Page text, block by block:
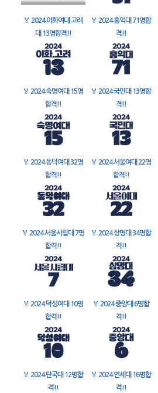
🏅 2024 이화여대 고려
대 13명합격!!
🏅 2024 홍익대 71명합
격!!
🏅 2024 숙명여대 15명
합격!!
🏅 2024 국민대 13명합
격!!
🏅 2024 동덕여대 32명
합격!!
🏅 2024 서울여대 22명
합격!!
🏅 2024 서울시립대 7명
합격!!
🏅 2024 상명대 34명합
격!!
🏅 2024 덕성여대 10명
합격!!
🏅 2024 중앙대 6명합
격!!
🏅 2024 단국대 12명합
격!!
🏅 2024 연세대 16명합
격!!